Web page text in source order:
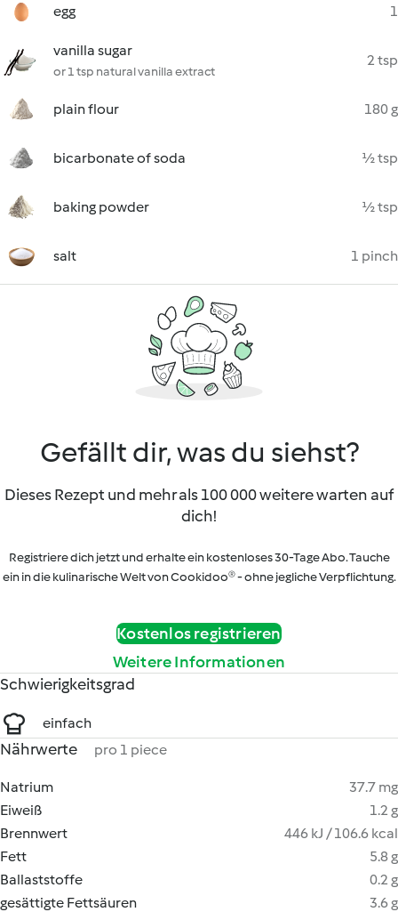
egg 1
vanilla sugar
or 1 tsp natural vanilla extract
2 tsp
plain flour 180 g
bicarbonate of soda ½ tsp
baking powder ½ tsp
salt 1 pinch
Gefällt dir, was du siehst?
Dieses Rezept und mehr als 100 000 weitere warten auf
dich!
Registriere dich jetzt und erhalte ein kostenloses 30-Tage Abo. Tauche
ein in die kulinarische Welt von Cookidoo® - ohne jegliche Verpflichtung.
Kostenlos registrieren
Weitere Informationen
Schwierigkeitsgrad
einfach
Nährwerte pro 1 piece
Natrium
37.7 mg
Eiweiß
1.2 g
Brennwert
446 kJ / 106.6 kcal
Fett
5.8 g
Ballaststoffe
0.2 g
gesättigte Fettsäuren
3.6 g